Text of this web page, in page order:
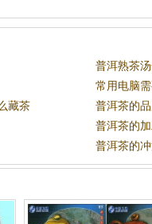
普洱熟茶
常用电脑
藏茶
普洱茶的
普洱茶的
普洱茶的